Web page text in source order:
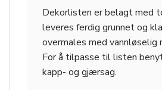
Dekorlisten er belagt med
leveres ferdig grunnet og
overmales med vannløselig
For å tilpasse til listen
kapp- og gjærsag.